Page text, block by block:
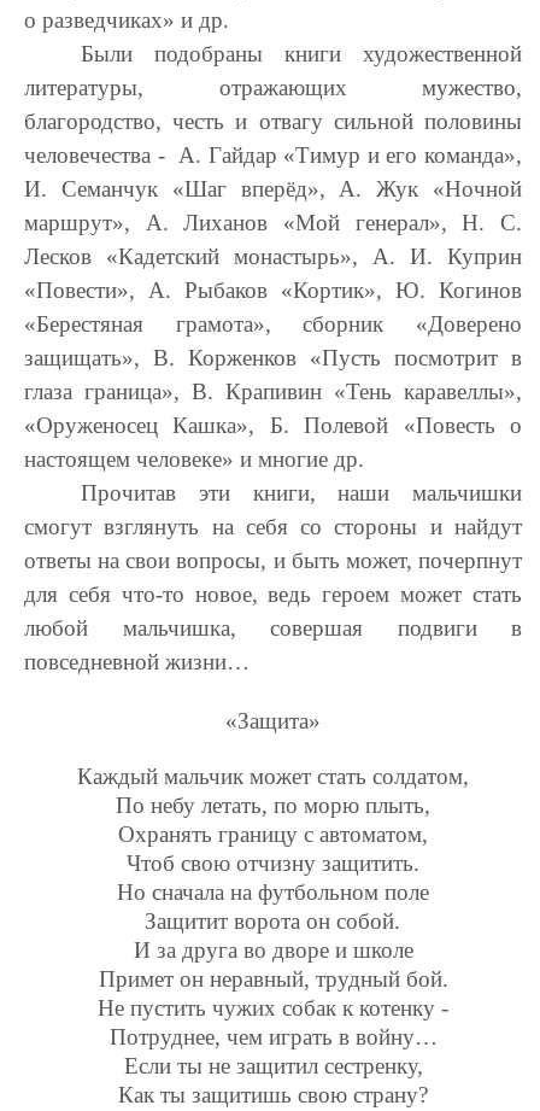
о разведчиках» и др.
Были подобраны книги художественной
литературы, отражающих мужество,
благородство, честь и отвагу сильной половины
человечества - А. Гайдар «Тимур и его команда»,
И. Семанчук «Шаг вперёд», А. Жук «Ночной
маршрут», А. Лиханов «Мой генерал», Н. С.
Лесков «Кадетский монастырь», А. И. Куприн
«Повести», А. Рыбаков «Кортик», Ю. Когинов
«Берестяная грамота», сборник «Доверено
защищать», В. Корженков «Пусть посмотрит в
глаза граница», В. Крапивин «Тень каравеллы»,
«Оруженосец Кашка», Б. Полевой «Повесть о
настоящем человеке» и многие др.
Прочитав эти книги, наши мальчишки
смогут взглянуть на себя со стороны и найдут
ответы на свои вопросы, и быть может, почерпнут
для себя что-то новое, ведь героем может стать
любой мальчишка, совершая подвиги в
повседневной жизни…
«Защита»
Каждый мальчик может стать солдатом,
По небу летать, по морю плыть,
Охранять границу с автоматом,
Чтоб свою отчизну защитить.
Но сначала на футбольном поле
Защитит ворота он собой.
И за друга во дворе и школе
Примет он неравный, трудный бой.
Не пустить чужих собак к котенку -
Потруднее, чем играть в войну…
Если ты не защитил сестренку,
Как ты защитишь свою страну?